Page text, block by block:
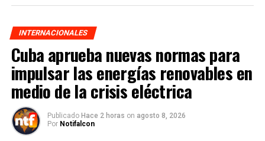
INTERNACIONALES
Cuba aprueba nuevas normas para
impulsar las energías renovables en
medio de la crisis eléctrica
Publicado Hace 2 horas on agosto 8, 2026
Por Notifalcon